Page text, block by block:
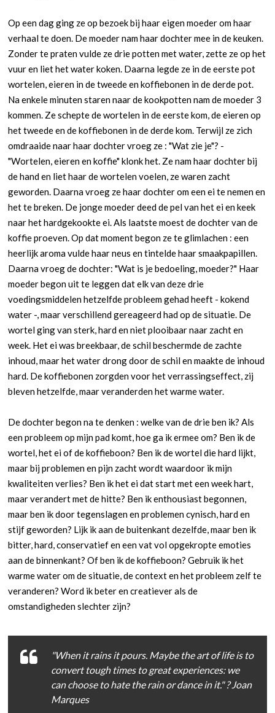
Op een dag ging ze op bezoek bij haar eigen moeder om haar
verhaal te doen. De moeder nam haar dochter mee in de keuken.
Zonder te praten vulde ze drie potten met water, zette ze op het
vuur en liet het water koken. Daarna legde ze in de eerste pot
wortelen, eieren in de tweede en koffiebonen in de derde pot.
Na enkele minuten staren naar de kookpotten nam de moeder 3
kommen. Ze schepte de wortelen in de eerste kom, de eieren op
het tweede en de koffiebonen in de derde kom. Terwijl ze zich
omdraaide naar haar dochter vroeg ze : "Wat zie je"? -
"Wortelen, eieren en koffie" klonk het. Ze nam haar dochter bij
de hand en liet haar de wortelen voelen, ze waren zacht
geworden. Daarna vroeg ze haar dochter om een ei te nemen en
het te breken. De jonge moeder deed de pel van het ei en keek
naar het hardgekookte ei. Als laatste moest de dochter van de
koffie proeven. Op dat moment begon ze te glimlachen : een
heerlijk aroma vulde haar neus en tintelde haar smaakpapillen.
Daarna vroeg de dochter: "Wat is je bedoeling, moeder?" Haar
moeder begon uit te leggen dat elk van deze drie
voedingsmiddelen hetzelfde probleem gehad heeft - kokend
water -, maar verschillend gereageerd had op de situatie. De
wortel ging van sterk, hard en niet plooibaar naar zacht en
week. Het ei was breekbaar, de schil beschermde de zachte
inhoud, maar het water drong door de schil en maakte de inhoud
hard. De koffiebonen zorgden voor het verrassingseffect, zij
bleven hetzelfde, maar veranderden het warme water.
De dochter begon na te denken : welke van de drie ben ik? Als
een probleem op mijn pad komt, hoe ga ik ermee om? Ben ik de
wortel, het ei of de koffieboon? Ben ik de wortel die hard lijkt,
maar bij problemen en pijn zacht wordt waardoor ik mijn
kwaliteiten verlies? Ben ik het ei dat start met een week hart,
maar verandert met de hitte? Ben ik enthousiast begonnen,
maar ben ik door tegenslagen en problemen cynisch, hard en
stijf geworden? Lijk ik aan de buitenkant dezelfde, maar ben ik
bitter, hard, conservatief en een vat vol opgekropte emoties
aan de binnenkant? Of ben ik de koffieboon? Gebruik ik het
warme water om de situatie, de context en het probleem zelf te
veranderen? Word ik beter en creatiever als de
omstandigheden slechter zijn?
"When it rains it pours. Maybe the art of life is to
convert tough times to great experiences: we
can choose to hate the rain or dance in it." ? Joan
Marques